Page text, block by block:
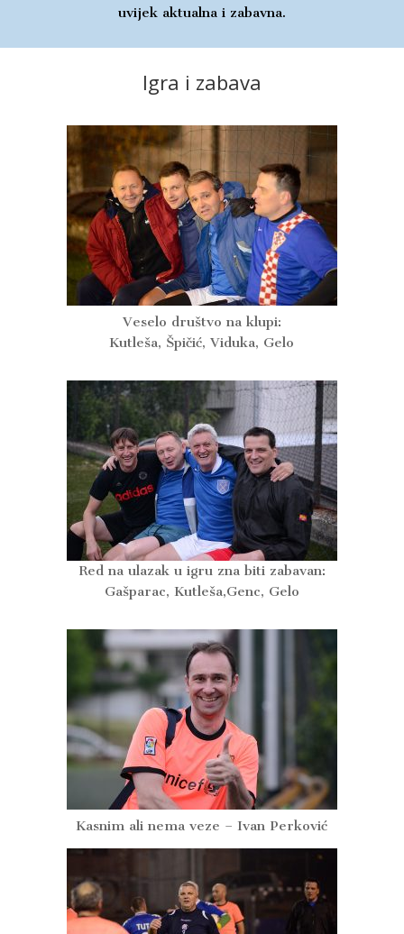
uvijek aktualna i zabavna.
Igra i zabava
Veselo društvo na klupi:
Kutleša, Špičić, Viduka, Gelo
Red na ulazak u igru zna biti zabavan:
Gašparac, Kutleša,Genc, Gelo
Kasnim ali nema veze – Ivan Perković